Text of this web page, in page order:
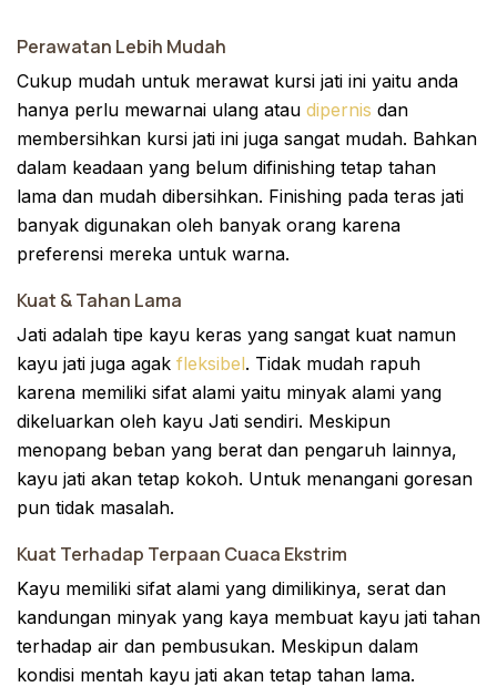
Perawatan Lebih Mudah
Cukup mudah untuk merawat kursi jati ini yaitu anda
hanya perlu mewarnai ulang atau dipernis dan
membersihkan kursi jati ini juga sangat mudah. Bahkan
dalam keadaan yang belum difinishing tetap tahan
lama dan mudah dibersihkan. Finishing pada teras jati
banyak digunakan oleh banyak orang karena
preferensi mereka untuk warna.
Kuat & Tahan Lama
Jati adalah tipe kayu keras yang sangat kuat namun
kayu jati juga agak fleksibel. Tidak mudah rapuh
karena memiliki sifat alami yaitu minyak alami yang
dikeluarkan oleh kayu Jati sendiri. Meskipun
menopang beban yang berat dan pengaruh lainnya,
kayu jati akan tetap kokoh. Untuk menangani goresan
pun tidak masalah.
Kuat Terhadap Terpaan Cuaca Ekstrim
Kayu memiliki sifat alami yang dimilikinya, serat dan
kandungan minyak yang kaya membuat kayu jati tahan
terhadap air dan pembusukan. Meskipun dalam
kondisi mentah kayu jati akan tetap tahan lama.